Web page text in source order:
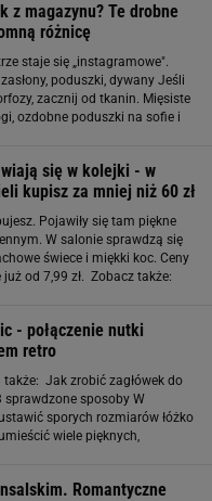
z magazynu? Te drobne
różnicę
staje się „instagramowe".
poduszki, dywany Jeśli
zacznij od tkanin. Mięsiste
ozdobne poduszki na sofie i
się w kolejki - w
kupisz za mniej niż 60 zł
Pojawiły się tam piękne
W salonie sprawdzą się
świece i miękki koc. Ceny
od 7,99 zł. Zobacz także:
- połączenie nutki
retro
Jak zrobić zagłówek do
sprawdzone sposoby W
sporych rozmiarów łóżko
wiele pięknych,
Romantyczne